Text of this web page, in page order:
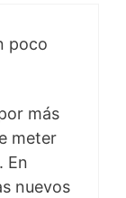
poco
más
meter
En
nuevos